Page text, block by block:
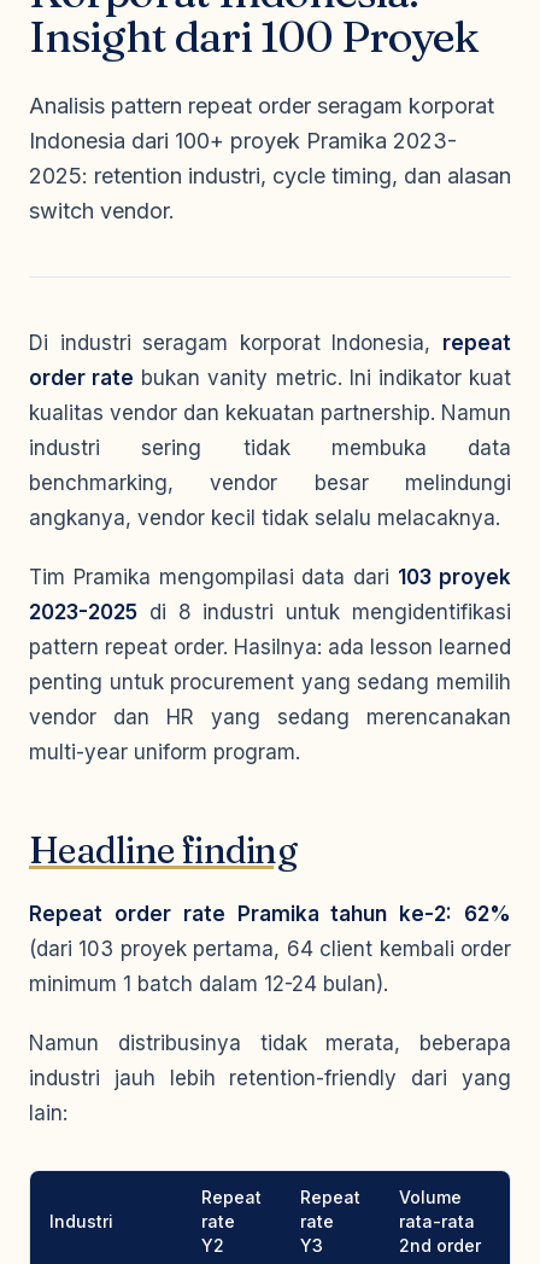
Seragam Medis
Kaos Safety
Olahraga
Almamater
Insight dari 100 Proyek
Analisis pattern repeat order seragam korporat
Indonesia dari 100+ proyek Pramika 2023-
2025: retention industri, cycle timing, dan alasan
switch vendor.
Di industri seragam korporat Indonesia, repeat
order rate bukan vanity metric. Ini indikator kuat
kualitas vendor dan kekuatan partnership. Namun
industri sering tidak membuka data
benchmarking, vendor besar melindungi
angkanya, vendor kecil tidak selalu melacaknya.
Tim Pramika mengompilasi data dari 103 proyek
2023-2025 di 8 industri untuk mengidentifikasi
pattern repeat order. Hasilnya: ada lesson learned
penting untuk procurement yang sedang memilih
vendor dan HR yang sedang merencanakan
multi-year uniform program.
Headline finding
Repeat order rate Pramika tahun ke-2: 62%
(dari 103 proyek pertama, 64 client kembali order
minimum 1 batch dalam 12-24 bulan).
Namun distribusinya tidak merata, beberapa
industri jauh lebih retention-friendly dari yang
lain:
Industri
Repeat
rate
Y2
Repeat
rate
Y3
Volume
rata-rata
2nd order